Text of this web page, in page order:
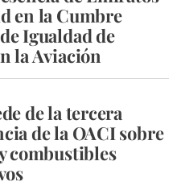
en la Cumbre
Igualdad de
la Aviación
de la tercera
de la OACI sobre
combustibles